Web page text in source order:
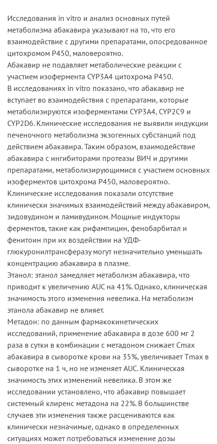
Исследования in vitro и анализ основных путей
метаболизма абакавира указывают на то, что его
взаимодействие с другими препаратами, опосредованное
цитохромом Р450, маловероятно.
Абакавир не подавляет метаболические реакции с
участием изофермента CYP3А4 цитохрома Р450.
В исследованиях in vitro показано, что абакавир не
вступает во взаимодействия с препаратами, которые
метаболизируются изоферментами CYP3A4, CYP2C9 и
CYP2D6. Клинические исследования не выявили индукции
печеночного метаболизма экзогенных субстанций под
действием абакавира. Таким образом, взаимодействие
абакавира с ингибиторами протеазы ВИЧ и другими
препаратами, метаболизирующимися с участием основных
изоферментов цитохрома Р450, маловероятно.
Клинические исследования показали отсутствие
клинически значимых взаимодействий между абакавиром,
зидовудином и ламивудином. Мощные индукторы
ферментов, такие как рифампицин, фенобарбитал и
фенитоин при их воздействии на УДФ-
глюкуронилтрансферазу могут незначительно уменьшать
концентрацию абакавира в плазме.
Этанол: этанол замедляет метаболизм абакавира, что
приводит к увеличению AUC на 41%. Однако, клиническая
значимость этого изменения невелика. На метаболизм
этанола абакавир не влияет.
Метадон: по данным фармакокинетических
исследований, применение абакавира в дозе 600 мг 2
раза в сутки в комбинации с метадоном снижает Сmax
абакавира в сыворотке крови на 35%, увеличивает Тmax в
сыворотке на 1 ч, но не изменяет AUC. Клиническая
значимость этих изменений невелика. В этом же
исследовании установлено, что абакавир повышает
системный клиренс метадона на 22%. В большинстве
случаев эти изменения также расцениваются как
клинически незначимые, однако в определенных
ситуациях может потребоваться изменение дозы